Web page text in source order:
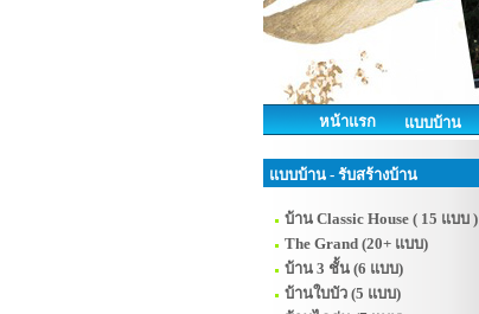
หน้าแรก แบบบ้าน
แบบบ้าน - รับสร้างบ้าน
บ้าน Classic House ( 15 แบบ )
The Grand (20+ แบบ)
บ้าน 3 ชั้น (6 แบบ)
บ้านใบบัว (5 แบบ)